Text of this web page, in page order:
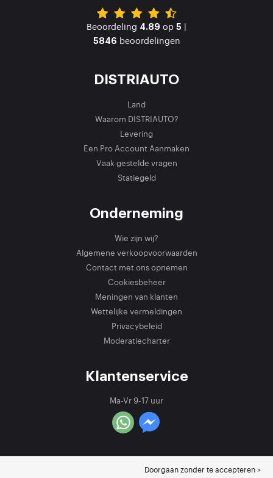
Beoordeling 4.89 op 5 |
5846 beoordelingen
DISTRIAUTO
Land
Waarom DISTRIAUTO?
Levering
Een Pro Account Aanmaken
Vaak gestelde vragen
Statiegeld
Onderneming
Wie zijn wij?
Algemene verkoopvoorwaarden
Contact met ons opnemen
Cookiesbeheer
Meningen van klanten
Wettelijke vermeldingen
Privacybeleid
Moderatiecharter
Klantenservice
Ma-Vr 9-17 uur
Doorgaan zonder te accepteren >